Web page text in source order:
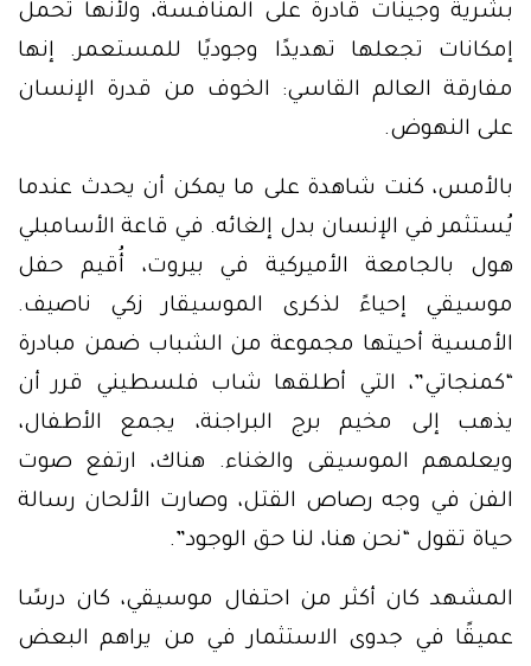
بشرية وجينات قادرة على المنافسة، ولأنها تحمل
إمكانات تجعلها تهديدًا وجوديًا للمستعمر. إنها
مفارقة العالم القاسي: الخوف من قدرة الإنسان
على النهوض.
بالأمس، كنت شاهدة على ما يمكن أن يحدث عندما
يُستثمر في الإنسان بدل إلغائه. في قاعة الأسامبلي
هول بالجامعة الأميركية في بيروت، أُقيم حفل
موسيقي إحياءً لذكرى الموسيقار زكي ناصيف.
الأمسية أحيتها مجموعة من الشباب ضمن مبادرة
“كمنجاتي”، التي أطلقها شاب فلسطيني قرر أن
يذهب إلى مخيم برج البراجنة، يجمع الأطفال،
ويعلمهم الموسيقى والغناء. هناك، ارتفع صوت
الفن في وجه رصاص القتل، وصارت الألحان رسالة
حياة تقول “نحن هنا، لنا حق الوجود”.
المشهد كان أكثر من احتفال موسيقي، كان درسًا
عميقًا في جدوى الاستثمار في من يراهم البعض